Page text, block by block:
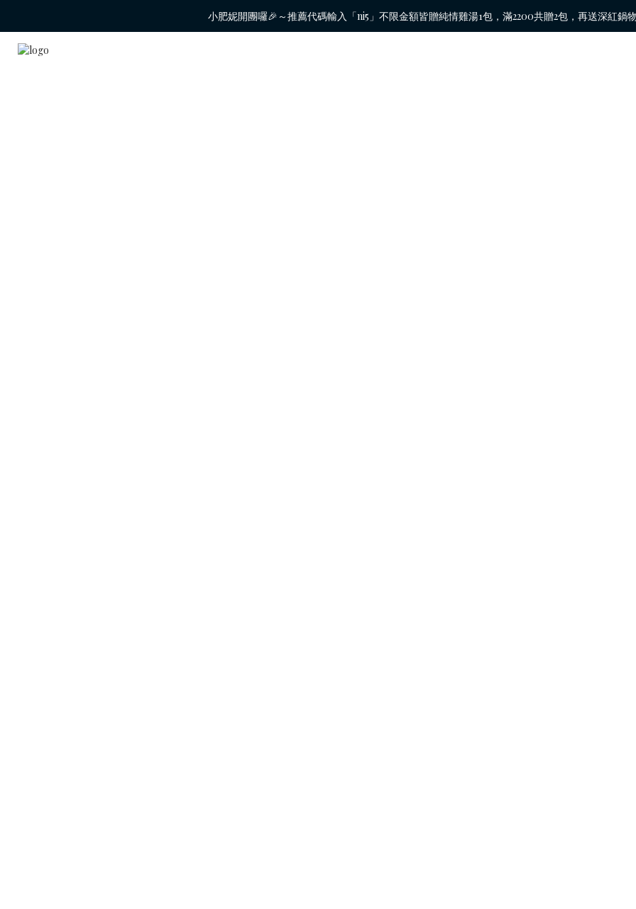
小肥妮開團囉🎉～推薦代碼輸入「ni5」不限金額皆贈純情雞湯1包，滿2200共贈2包，再送深紅鍋